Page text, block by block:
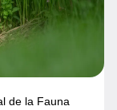
de la Fauna